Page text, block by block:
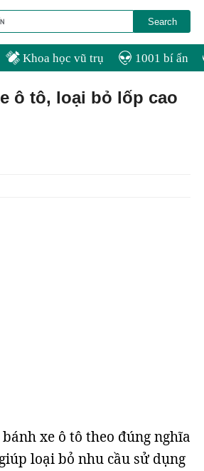
Khoa học vũ trụ 1001 bí ẩn
ô tô, loại bỏ lốp cao
xe ô tô theo đúng nghĩa
loại bỏ nhu cầu sử dụng